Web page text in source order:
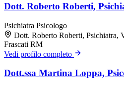
Dott. Roberto Roberti,
Psichiatra Psicologo
Dott. Roberto Roberti, Psichiatra,
Frascati RM
Vedi profilo completo
Dott.ssa Martina Loppa,